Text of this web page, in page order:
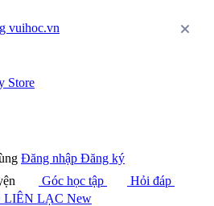
vuihoc.vn
Store
Đăng nhập Đăng ký
Góc học tập
Hỏi đáp
LIÊN LẠC New